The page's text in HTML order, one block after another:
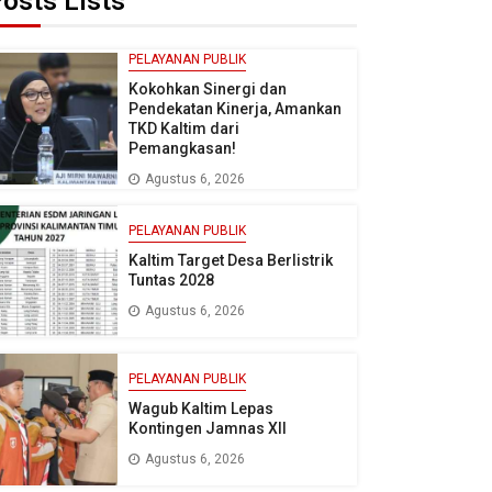
PELAYANAN PUBLIK
Kokohkan Sinergi dan
Pendekatan Kinerja, Amankan
TKD Kaltim dari
Pemangkasan!
Agustus 6, 2026
PELAYANAN PUBLIK
Kaltim Target Desa Berlistrik
Tuntas 2028
Agustus 6, 2026
PELAYANAN PUBLIK
Wagub Kaltim Lepas
Kontingen Jamnas XII
Agustus 6, 2026